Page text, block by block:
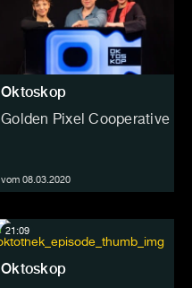
Oktoskop
Golden Pixel Cooperative
vom 08.03.2020
Oktoskop
21:09